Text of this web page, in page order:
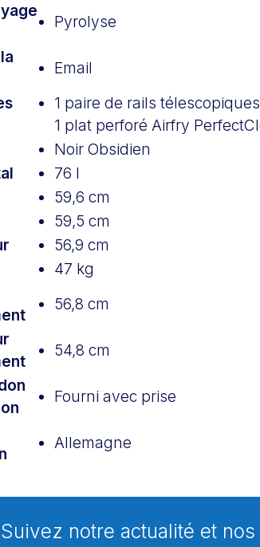
Pyrolyse
Email
1 paire de rails
1 plat perforé Airfry
Noir Obsidien
76 l
59,6 cm
59,5 cm
56,9 cm
47 kg
56,8 cm
54,8 cm
Fourni avec prise
Allemagne
Suivez notre actualité et